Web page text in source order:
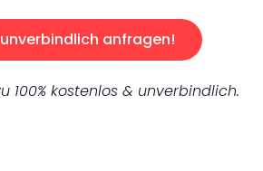
anfragen!
100% kostenlos & unverbindlich.